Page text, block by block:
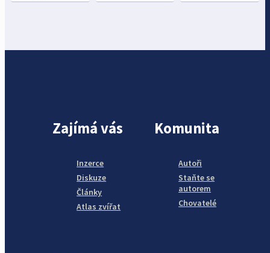
Zajímá vás
Inzerce
Diskuze
Články
Atlas zvířat
Komunita
Autoři
Staňte se
autorem
Chovatelé